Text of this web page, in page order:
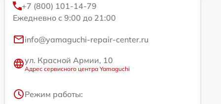
+7 (800) 101-14-79
Ежедневно с 9:00 до 21:00
info@yamaguchi-repair-center.ru
ул. Красной Армии, 10
Адрес сервисного центра Yamaguchi
Режим работы: